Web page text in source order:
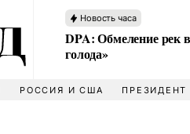
Новость часа
DPA: Обмеление рек
голода»
РОССИЯ И США ПРЕЗИДЕНТ